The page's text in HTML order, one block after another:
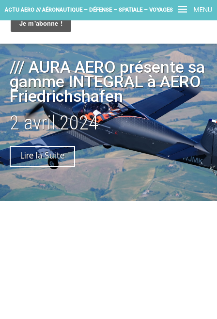
MENU
ACTU AERO /// AÉRONAUTIQUE – DÉFENSE – SPATIALE – VOYAGES
/// AURA AERO présente sa
gamme INTEGRAL à AERO
Friedrichshafen
2 avril 2024
Lire la Suite